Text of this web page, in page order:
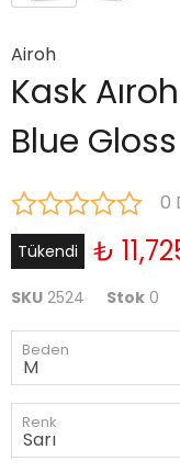
Airoh
Kask
Blue Gloss
0
Tükendi ₺
SKU 2524 Stok 0
Beden
Renk